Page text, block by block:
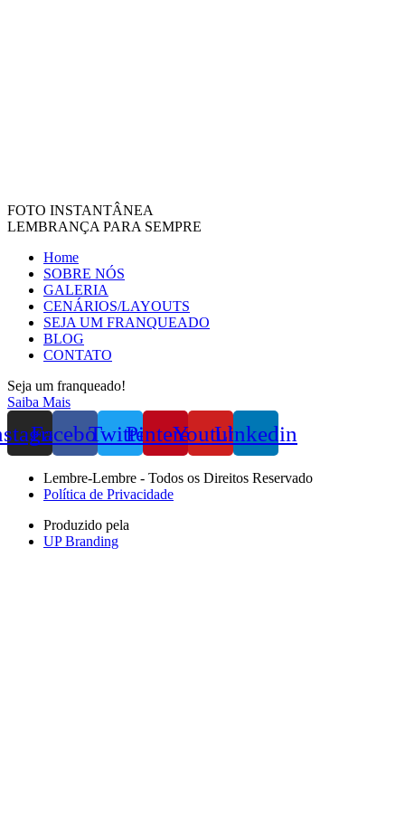
FOTO INSTANTÂNEA
LEMBRANÇA PARA SEMPRE
Home
SOBRE NÓS
GALERIA
CENÁRIOS/LAYOUTS
SEJA UM FRANQUEADO
BLOG
CONTATO
Seja um franqueado!
Saiba Mais
FacebookTwitterPinterestYoutubeLinkedin
Lembre-Lembre - Todos os Direitos Reservado
Política de Privacidade
Produzido pela
UP Branding